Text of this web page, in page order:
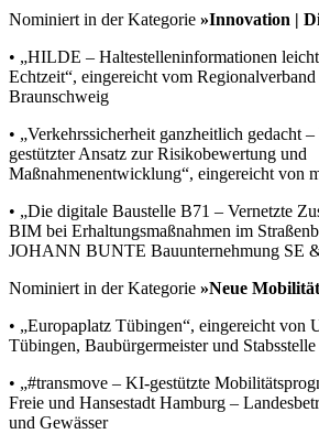
Nominiert in der Kategorie »Innovation |
• „HILDE – Haltestelleninformationen
Echtzeit“, eingereicht vom
Braunschweig
• „Verkehrssicherheit ganzheitlich gedacht
gestützter Ansatz zur Risikobewertung und
Maßnahmenentwicklung“, eingereicht von
• „Die digitale Baustelle B71 – Vernetzte
BIM bei Erhaltungsmaßnahmen im
JOHANN BUNTE Bauunternehmung SE
Nominiert in der Kategorie »Neue
• „Europaplatz Tübingen“, eingereicht von
Tübingen, Baubürgermeister und
• „#transmove – KI-gestützte
Freie und Hansestadt Hamburg –
und Gewässer